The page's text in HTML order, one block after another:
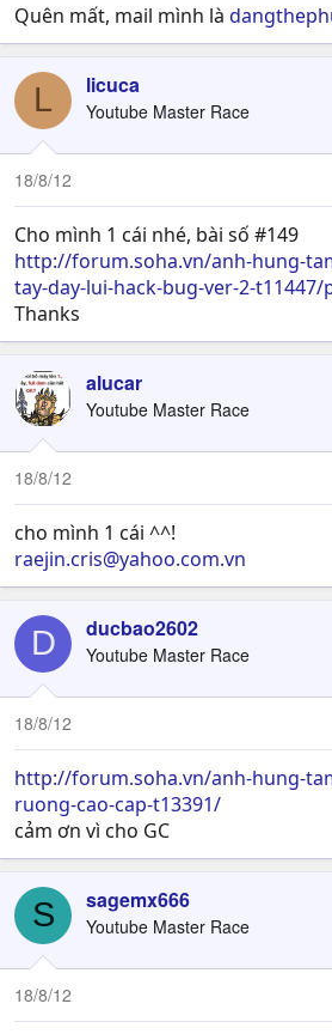
Cho mình xin 1 cái nhé, thanks
Mà cho hỏi luôn nhận GC ở đâu
Quên mất, mail mình là
L licuca
Youtube Master Race
18/8/12
Cho mình 1 cái nhé, bài số #149
http://forum.soha.vn/anh-hung-
tay-day-lui-hack-bug-ver-2-t11447/
Thanks
alucar
Youtube Master Race
18/8/12
cho mình 1 cái ^^!
raejin.cris@yahoo.com.vn
D ducbao2602
Youtube Master Race
18/8/12
http://forum.soha.vn/anh-hung-
ruong-cao-cap-t13391/
cảm ơn vì cho GC
S sagemx666
Youtube Master Race
18/8/12